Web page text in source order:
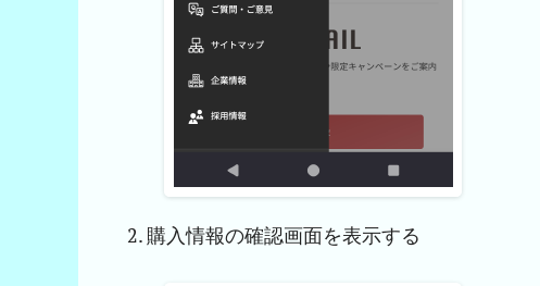
購入情報の確認画面を表示する